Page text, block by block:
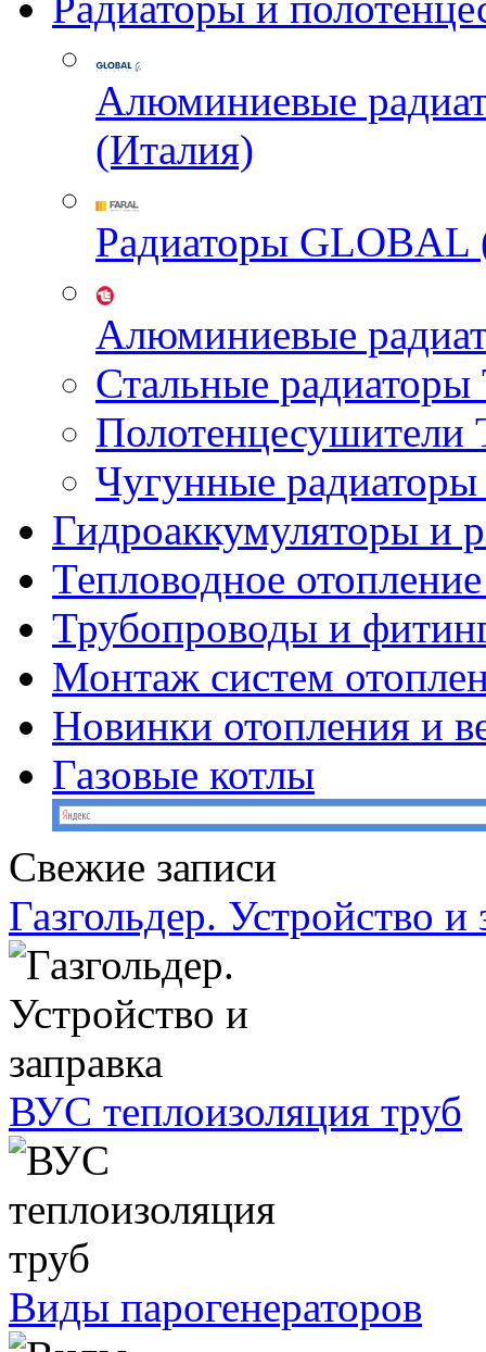
Алюминиевые
(Италия)
Радиаторы GLOBAL
Алюминиевые
Стальные
Чугунные
Гидроаккумуляторы и
Тепловодное
Трубопроводы и
Монтаж систем
Новинки отопления и
Газовые котлы
Свежие записи
Газгольдер. Устройство и
ВУС теплоизоляция труб
Виды парогенераторов